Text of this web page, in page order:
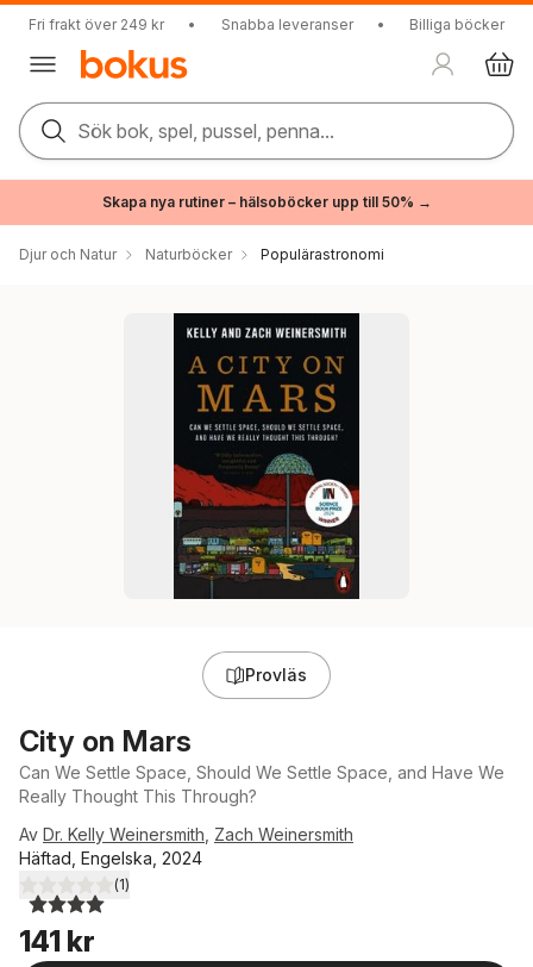
Fri frakt över 249 kr • Snabba leveranser • Billiga böcker
Sök bok, spel, pussel, penna...
Skapa nya rutiner – hälsoböcker upp till 50% →
Djur och Natur Naturböcker Populärastronomi
Provläs
City on Mars
Can We Settle Space, Should We Settle Space, and Have We
Really Thought This Through?
Av Dr. Kelly Weinersmith Zach Weinersmith
Häftad, Engelska, 2024
4,0utav 5 stjärnor. Totalt antal röster:
(1)
141 kr